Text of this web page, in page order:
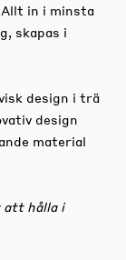
in i minsta
skapas i
design i trä
design
material
att hålla i